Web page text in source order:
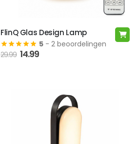
FlinQ Glas Design Lamp
5 - 2 beoordelingen
29.99 Oorspronkelijke
14.99Huidige